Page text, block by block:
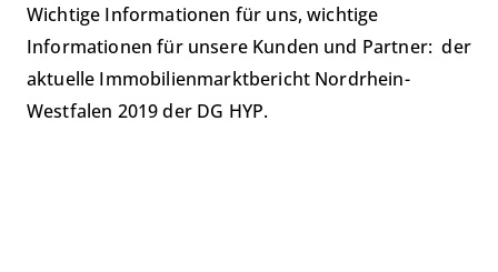
Wichtige Informationen für uns, wichtige
Informationen für unsere Kunden und Partner: der
aktuelle Immobilienmarktbericht Nordrhein-
Westfalen 2019 der DG HYP.